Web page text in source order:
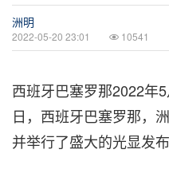
洲明
2022-05-20 23:01 10541
西班牙巴塞罗那2022年
日，西班牙巴塞罗那，
并举行了盛大的光显发布